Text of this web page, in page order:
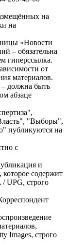
на
на
«Новости
– обязательна
гиперссылка.
от
материалов.
– должна быть
абзаце
"Выборы",
публикуются на
с
и
содержит
UPG, строго
Images, строго